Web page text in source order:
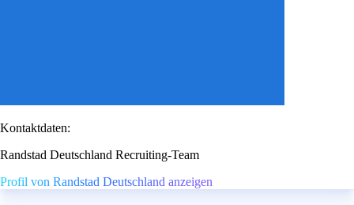
Kontaktdaten:
Randstad Deutschland Recruiting-Team
Profil von Randstad Deutschland anzeigen